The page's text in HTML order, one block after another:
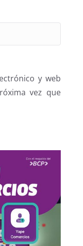
y web
vez que